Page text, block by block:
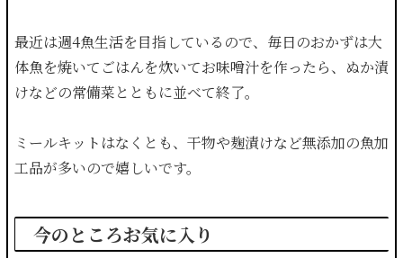
最近は週4魚生活を目指しているので、毎日のおかずは大
体魚を焼いてごはんを炊いてお味噌汁を作ったら、ぬか漬
けなどの常備菜とともに並べて終了。
ミールキットはなくとも、干物や麹漬けなど無添加の魚加
工品が多いので嬉しいです。
今のところお気に入り